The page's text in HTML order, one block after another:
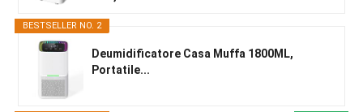
BESTSELLER NO. 2
Deumidificatore Casa Muffa 1800ML,
Portatile...